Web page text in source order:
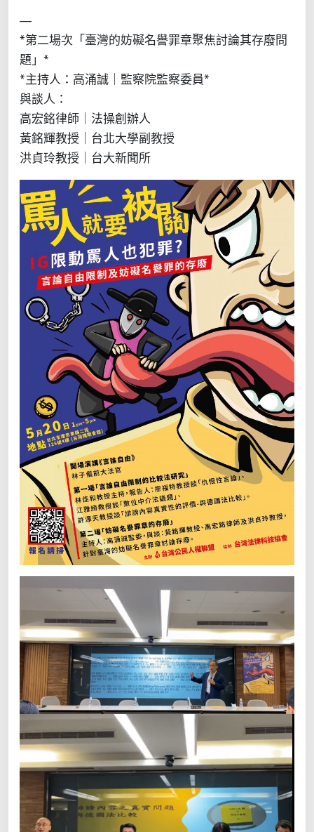
—
*第二場次「臺灣的妨礙名譽罪章聚焦討論其存廢問
題」*
*主持人：高涌誠｜監察院監察委員*
與談人：
高宏銘律師｜法操創辦人
黃銘輝教授｜台北大學副教授
洪貞玲教授｜台大新聞所